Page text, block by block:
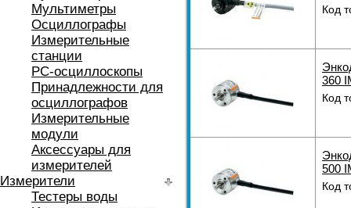
Мультиметры
Осциллографы
Измерительные
станции
РС-осциллоскопы
Принадлежности для
осциллографов
Измерительные
модули
Аксессуары для
измерителей
Измерители
Тестеры воды
Код
360
Код
500
Код